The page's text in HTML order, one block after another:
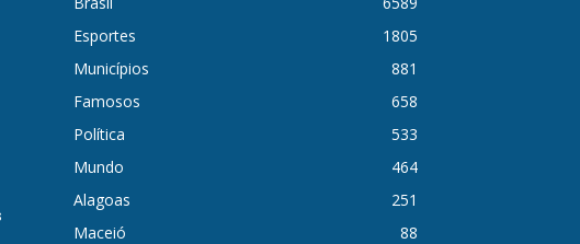
Esportes
1805
Municípios
881
Famosos
658
Política
533
Mundo
464
Alagoas
251
Maceió
88